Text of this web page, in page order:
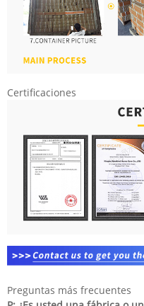
Certificaciones
Preguntas más frecuentes